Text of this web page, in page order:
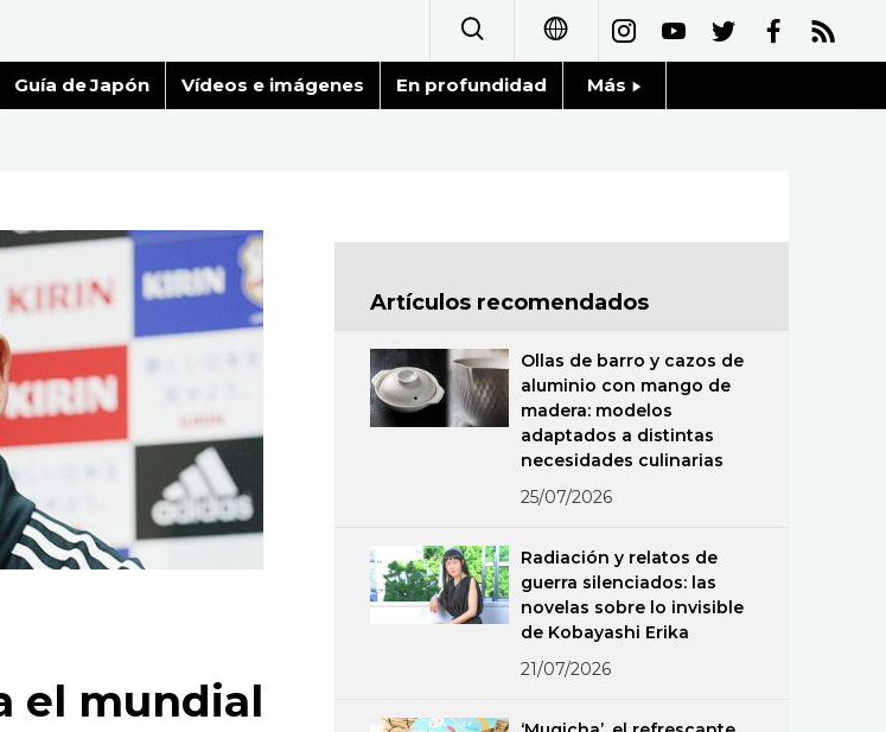
日本語
العربية
Русский
Guía de Japón Vídeos e imágenes En profundidad Más
Blog
Tokio
Avisos
el mundial
Artículos recomendados
Ollas de barro y cazos de
aluminio con mango de
madera: modelos
adaptados a distintas
necesidades culinarias
25/07/2026
Radiación y relatos de
guerra silenciados: las
novelas sobre lo invisible
de Kobayashi Erika
21/07/2026